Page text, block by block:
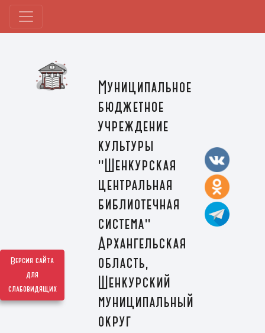
Версия сайта
для
слабовидящих
Муниципальное
бюджетное
учреждение
культуры
"Шенкурская
центральная
библиотечная
система"
Архангельская
область,
Шенкурский
муниципальный
округ